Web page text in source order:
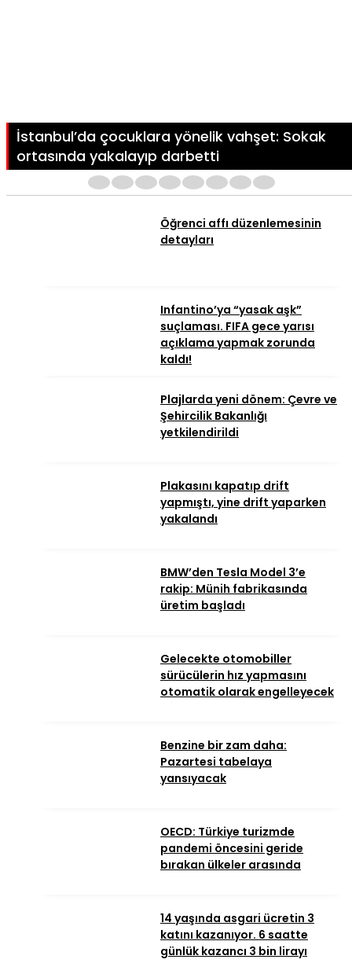
İstanbul’da çocuklara yönelik vahşet: Sokak
ortasında yakalayıp darbetti
Öğrenci affı düzenlemesinin
detayları
Infantino’ya “yasak aşk”
suçlaması. FIFA gece yarısı
açıklama yapmak zorunda
kaldı!
Plajlarda yeni dönem: Çevre ve
Şehircilik Bakanlığı
yetkilendirildi
Plakasını kapatıp drift
yapmıştı, yine drift yaparken
yakalandı
BMW’den Tesla Model 3’e
rakip: Münih fabrikasında
üretim başladı
Gelecekte otomobiller
sürücülerin hız yapmasını
otomatik olarak engelleyecek
Benzine bir zam daha:
Pazartesi tabelaya
yansıyacak
OECD: Türkiye turizmde
pandemi öncesini geride
bırakan ülkeler arasında
14 yaşında asgari ücretin 3
katını kazanıyor. 6 saatte
günlük kazancı 3 bin lirayı